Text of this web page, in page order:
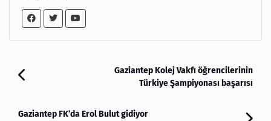
Gaziantep Kolej Vakfı öğrencilerinin
Türkiye Şampiyonası başarısı
Gaziantep FK’da Erol Bulut gidiyor